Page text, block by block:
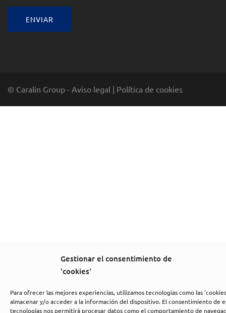
Gestionar el consentimiento de
'cookies'
Para ofrecer las mejores experiencias, utilizamos tecnologías como las
almacenar y/o acceder a la información del dispositivo. El consentimiento de
tecnologías nos permitirá procesar datos como el comportamiento de
© Caralin Group - Aviso legal | Política de cookies